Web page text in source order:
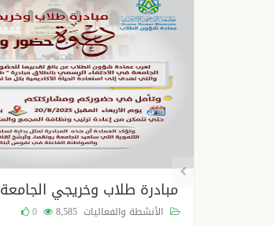
مبادرة طلاب وخريجي الجامعة
الأنشطة والفعاليات 8,585
0